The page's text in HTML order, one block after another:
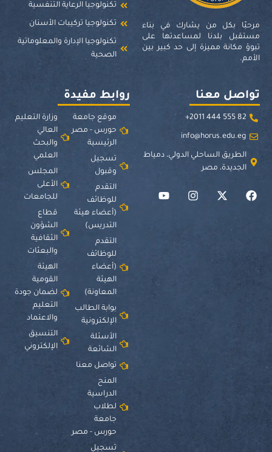
مرحبًا بكل من يشارك في بناء
مستقبل بلدنا لمساعدتها على
تبوؤ مكانة مميزة إلى حد كبير بين
الأمم.
تكنولوجيا الرعاية التنفسية
تكنولوجيا تركيبات الأسنان
تكنولوجيا الإدارة والمعلوماتية
الصحية
تواصل معنا
82 555 444 2011+
info@horus.edu.eg
الطريق الساحلي الدولي، دمياط
الجديدة، مصر
روابط مفيدة
موقع جامعة
حورس - مصر
الرئيسية
تسجيل
وقبول
التقدم
للوظائف
(أعضاء هيئة
التدريس)
التقدم
للوظائف
(أعضاء
الهيئة
المعاونة)
بوابة الطالب
الإلكترونية
الأسئلة
الشائعة
تواصل معنا
المنح
الدراسية
لطلاب
جامعة
حورس - مصر
تسجيل
وزارة التعليم
العالي
والبحث
العلمي
المجلس
الأعلى
للجامعات
قطاع
الشؤون
الثقافية
والبعثات
الهيئة
القومية
لضمان جودة
التعليم
والاعتماد
التنسيق
الإلكتروني